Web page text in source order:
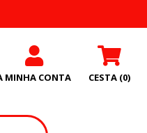
MINHA CONTA CESTA (0)